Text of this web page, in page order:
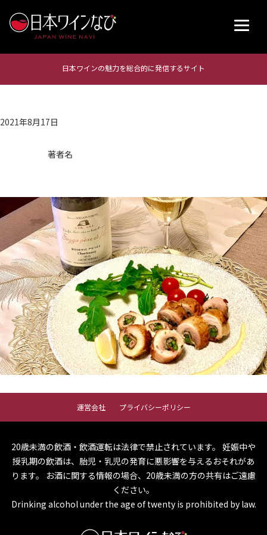
日本ワインの魅力を総合的に発信するサイト
2021年8月17日
著者名
運営会社 プライバシーポリシー
20歳未満の飲酒・飲酒運転は法律で禁止されています。 妊娠中や
授乳期の飲酒は、胎児・乳児の発育に悪影響を与えるおそれがあ
ります。
お酒に関する情報の場合、20歳未満の方の共有はご遠慮
ください。
Drinking alcohol under the age of twenty is prohibited by law.